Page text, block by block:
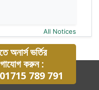
All Notices
অনার্স ভর্তির
করুন :
789 791